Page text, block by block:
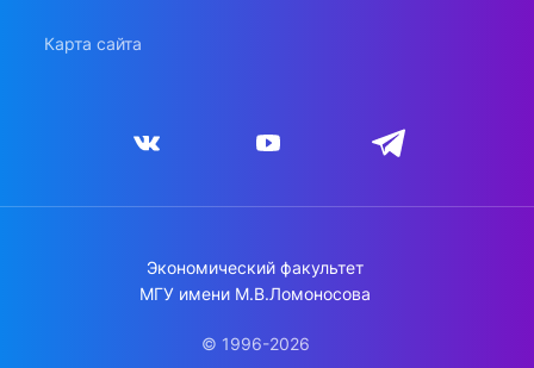
Карта сайта
Экономический факультет
МГУ имени М.В.Ломоносова
© 1996-2026